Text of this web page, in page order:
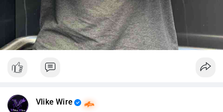
Vlike Wire